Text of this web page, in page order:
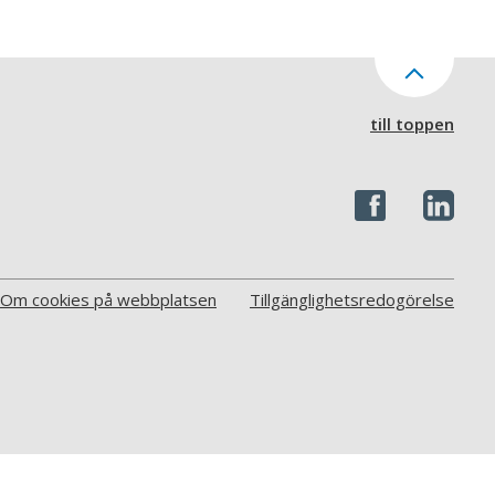
till toppen
Om cookies på webbplatsen Tillgänglighetsredogörelse